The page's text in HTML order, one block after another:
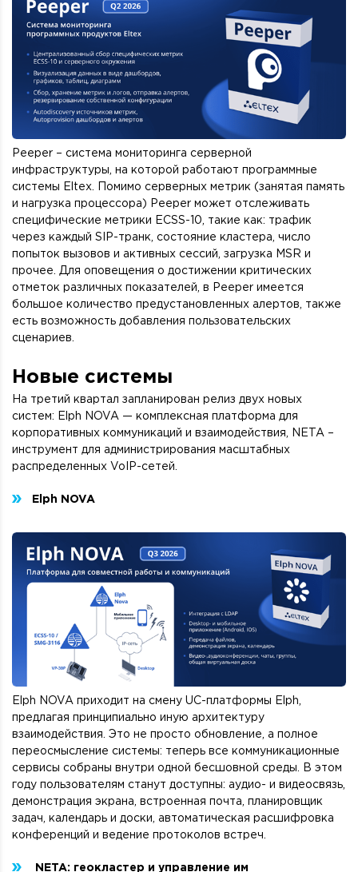
Peeper – система мониторинга серверной
инфраструктуры, на которой работают программные
системы Eltex. Помимо серверных метрик (занятая память
и нагрузка процессора) Peeper может отслеживать
специфические метрики ECSS-10, такие как: трафик
через каждый SIP-транк, состояние кластера, число
попыток вызовов и активных сессий, загрузка MSR и
прочее. Для оповещения о достижении критических
отметок различных показателей, в Peeper имеется
большое количество предустановленных алертов, также
есть возможность добавления пользовательских
сценариев.
Новые системы
На третий квартал запланирован релиз двух новых
систем: Elph NOVA — комплексная платформа для
корпоративных коммуникаций и взаимодействия, NETA –
инструмент для администрирования масштабных
распределенных VoIP-сетей.
Elph NOVA
Elph NOVA приходит на смену UC-платформы Elph,
предлагая принципиально иную архитектуру
взаимодействия. Это не просто обновление, а полное
переосмысление системы: теперь все коммуникационные
сервисы собраны внутри одной бесшовной среды. В этом
году пользователям станут доступны: аудио- и видеосвязь,
демонстрация экрана, встроенная почта, планировщик
задач, календарь и доски, автоматическая расшифровка
конференций и ведение протоколов встреч.
NETA: геокластер и управление им